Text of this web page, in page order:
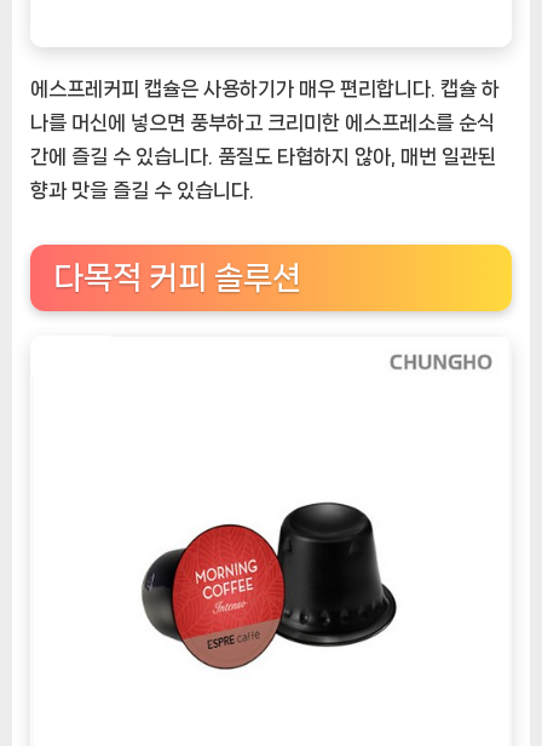
에스프레커피 캡슐은 사용하기가 매우 편리합니다. 캡슐 하
나를 머신에 넣으면 풍부하고 크리미한 에스프레소를 순식
간에 즐길 수 있습니다. 품질도 타협하지 않아, 매번 일관된
향과 맛을 즐길 수 있습니다.
다목적 커피 솔루션